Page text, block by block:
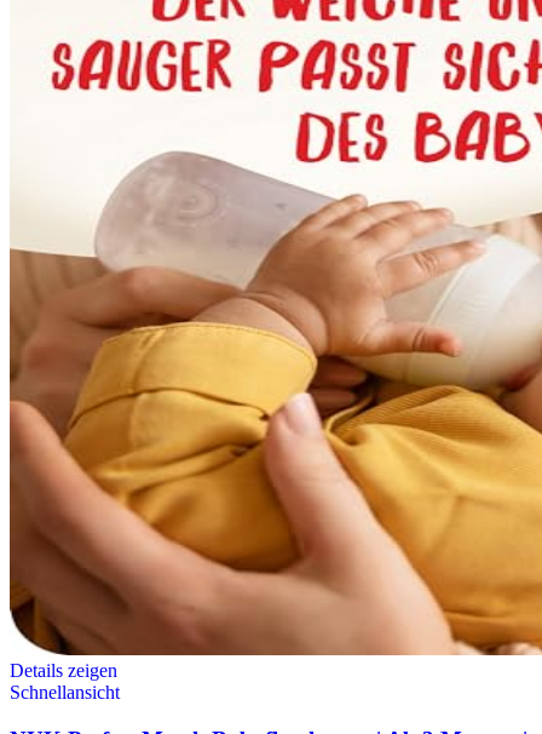
Details zeigen
Schnellansicht